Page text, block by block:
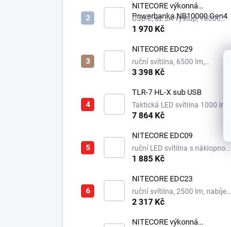
NITECORE výkonná
Powerbanka NB10000 Gen4
USB-C, až 3A výstup, 10000
mAh
1 970 Kč
NITECORE EDC29
ruční svítilna, 6500 lm,
integrovaný aku 2500 mAh
3 398 Kč
TLR-7 HL-X sub USB
Taktická LED svítilna 1000 lm,
1xSL-B9 nabíjecí aku.
7 864 Kč
NITECORE EDC09
ruční LED svítilna s náklopnou
hlavou, 3 odstíny bílé,
1 885 Kč
NITECORE EDC23
ruční svítilna, 2500 lm, nabíjecí
USB-C, integrovaný aku 1500
2 317 Kč
NITECORE výkonná